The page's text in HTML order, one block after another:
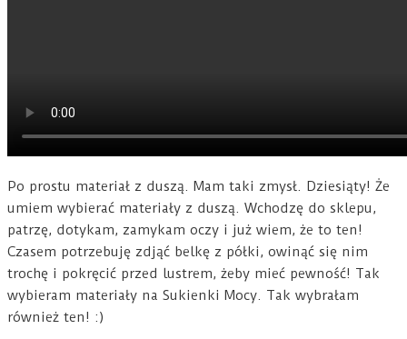
Po prostu materiał z duszą. Mam taki zmysł. Dziesiąty! Że
umiem wybierać materiały z duszą. Wchodzę do sklepu,
patrzę, dotykam, zamykam oczy i już wiem, że to ten!
Czasem potrzebuję zdjąć belkę z półki, owinąć się nim
trochę i pokręcić przed lustrem, żeby mieć pewność! Tak
wybieram materiały na Sukienki Mocy. Tak wybrałam
również ten! :)